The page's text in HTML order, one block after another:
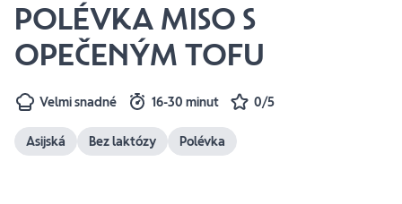
POLÉVKA MISO S
OPEČENÝM TOFU
Velmi snadné 16-30 minut 0/5
Asijská Bez laktózy Polévka